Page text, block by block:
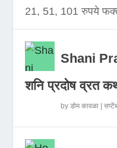
21, 51, 101 रुपये
Shani
शनि प्रदोष व्रत
byडोम कावळा |